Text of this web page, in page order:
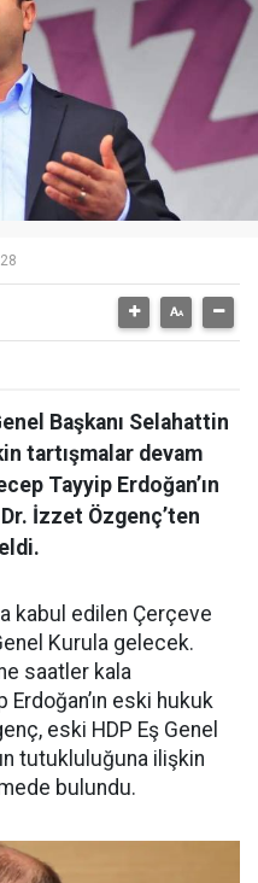
Başkanı Selahattin
tartışmalar devam
Tayyip Erdoğan’ın
İzzet Özgenç’ten
kabul edilen Çerçeve
Kurula gelecek.
saatler kala
Erdoğan’ın eski hukuk
eski HDP Eş Genel
tutukluluğuna ilişkin
bulundu.